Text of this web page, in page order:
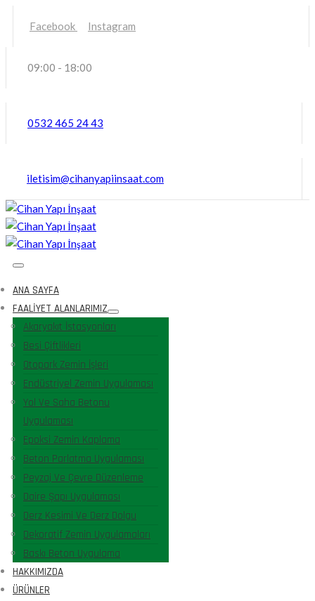
Facebook Instagram
09:00 - 18:00
0532 465 24 43
iletisim@cihanyapiinsaat.com
ANA SAYFA
FAALIYET ALANLARIMIZ
Akaryakıt İstasyonları
Besi Çiftlikleri
Otopark Zemin İşleri
Endüstriyel Zemin Uygulaması
Yol Ve Saha Betonu
Uygulaması
Epoksi Zemin Kaplama
Beton Parlatma Uygulaması
Peyzaj Ve Çevre Düzenleme
Daire Şapı Uygulaması
Derz Kesimi Ve Derz Dolgu
Dekoratif Zemin Uygulamaları
Baskı Beton Uygulama
HAKKIMIZDA
ÜRÜNLER